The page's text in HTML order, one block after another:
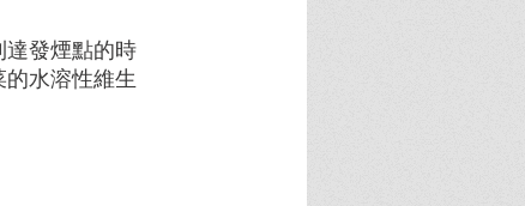
達發煙點的時
水溶性維生